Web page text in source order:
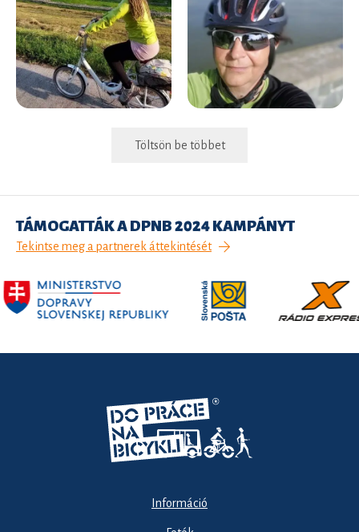
Töltsön be többet
TÁMOGATTÁK A DPNB 2024 KAMPÁNYT
Tekintse meg a partnerek áttekintését
Információ